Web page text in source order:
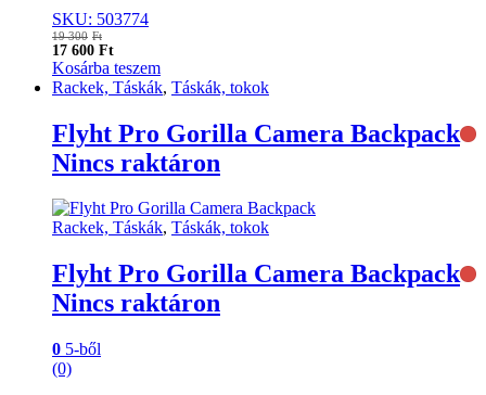
SKU: 503774
19 300 Ft
17 600 Ft
Kosárba teszem
Rackek, Táskák, Táskák, tokok
Flyht Pro Gorilla Camera Backpack
Nincs raktáron
Rackek, Táskák, Táskák, tokok
Flyht Pro Gorilla Camera Backpack
Nincs raktáron
0 5-ből
(0)